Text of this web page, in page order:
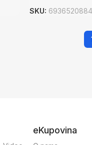
SKU:
eKupovina